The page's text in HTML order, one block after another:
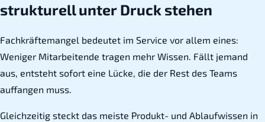
strukturell unter Druck stehen
Fachkräftemangel bedeutet im Service vor allem eines:
Weniger Mitarbeitende tragen mehr Wissen. Fällt jemand
aus, entsteht sofort eine Lücke, die der Rest des Teams
auffangen muss.
Gleichzeitig steckt das meiste Produkt- und Ablaufwissen in